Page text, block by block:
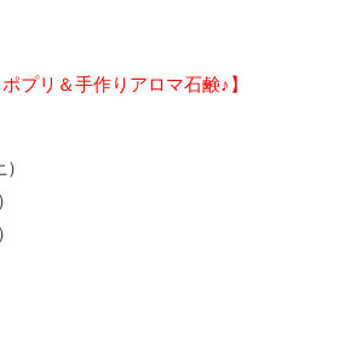
プリ＆手作りアロマ石鹸♪】